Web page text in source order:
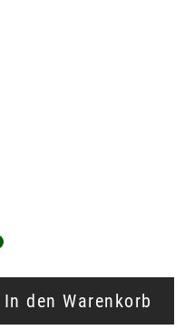
In den Warenkorb